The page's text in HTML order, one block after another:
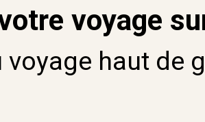
voyage
voyage haut